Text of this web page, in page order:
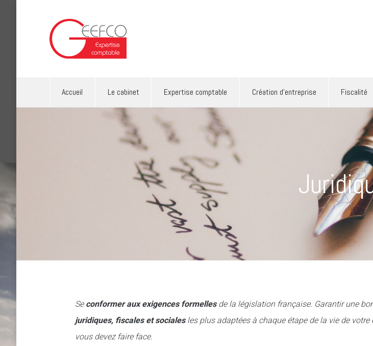
Accueil Le cabinet Expertise comptable Création d’entreprise Fiscalité
Se conformer aux exigences formellesde la législation française. Garantir une
juridiques, fiscales et socialesles plus adaptées à chaque étape de la vie de
vous devez faire face.